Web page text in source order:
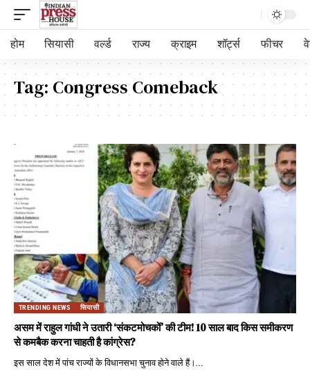
होम सियासी वर्ल्ड राज्य क्राइम शॉर्ट्स फीचर
Tag: Congress Comeback
TRENDING NEWS सियासी
असम में राहुल गांधी ने उतारी ‘संकटमोचकों’ की टीम! 10 साल बाद किस समीकरण
से कमबैक करना चाहती है कांग्रेस?
इस साल देश में पांच राज्यों के विधानसभा चुनाव होने वाले हैं।…